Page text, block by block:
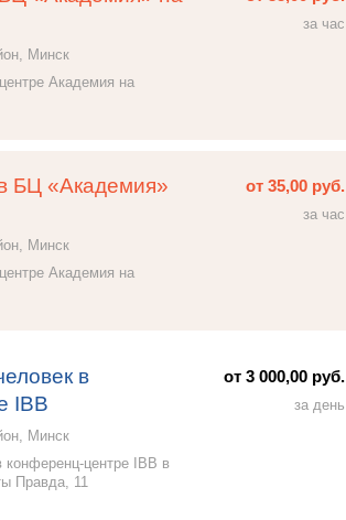
Минск
Академия на
за час
БЦ «Академия»
Минск
Академия на
от 35,00 руб.
за час
в
IBB
Минск
центре IBB в
Правда, 11
от 3 000,00 руб.
за день